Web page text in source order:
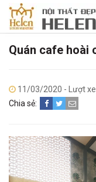
Quán cafe hoài
11/03/2020 - Lượt
Chia sẻ: